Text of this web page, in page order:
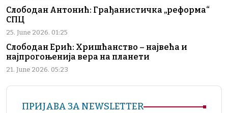
Слободан Антонић: Грађанистичка „реформа“
СПЦ
25. June 2026. 01:25
Слободан Ерић: Хришћанство – највећа и
најпрогоњенија вера на планети
21. June 2026. 05:23
ПРИЈАВА ЗА NEWSLETTER